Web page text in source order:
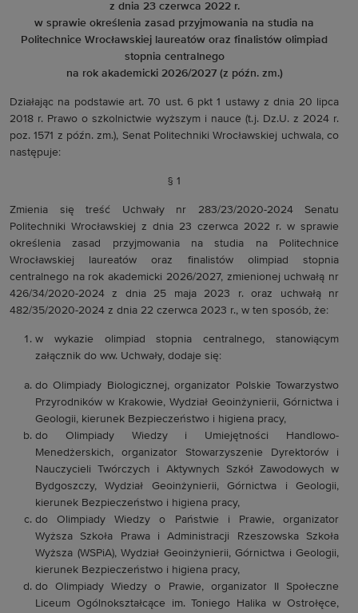
z dnia 23 czerwca 2022 r.
w sprawie określenia zasad przyjmowania na studia na
Politechnice Wrocławskiej laureatów oraz finalistów olimpiad
stopnia centralnego
na rok akademicki 2026/2027 (z późn. zm.)
Działając na podstawie art. 70 ust. 6 pkt 1 ustawy z dnia 20 lipca
2018 r. Prawo o szkolnictwie wyższym i nauce (t.j. Dz.U. z 2024 r.
poz. 1571 z późn. zm.), Senat Politechniki Wrocławskiej uchwala, co
następuje:
§ 1
Zmienia się treść Uchwały nr 283/23/2020-2024 Senatu
Politechniki Wrocławskiej z dnia 23 czerwca 2022 r. w sprawie
określenia zasad przyjmowania na studia na Politechnice
Wrocławskiej laureatów oraz finalistów olimpiad stopnia
centralnego na rok akademicki 2026/2027, zmienionej uchwałą nr
426/34/2020-2024 z dnia 25 maja 2023 r. oraz uchwałą nr
482/35/2020-2024 z dnia 22 czerwca 2023 r., w ten sposób, że:
w wykazie olimpiad stopnia centralnego, stanowiącym
załącznik do ww. Uchwały, dodaje się:
do Olimpiady Biologicznej, organizator Polskie Towarzystwo
Przyrodników w Krakowie, Wydział Geoinżynierii, Górnictwa i
Geologii, kierunek Bezpieczeństwo i higiena pracy,
do Olimpiady Wiedzy i Umiejętności Handlowo-
Menedżerskich, organizator Stowarzyszenie Dyrektorów i
Nauczycieli Twórczych i Aktywnych Szkół Zawodowych w
Bydgoszczy, Wydział Geoinżynierii, Górnictwa i Geologii,
kierunek Bezpieczeństwo i higiena pracy,
do Olimpiady Wiedzy o Państwie i Prawie, organizator
Wyższa Szkoła Prawa i Administracji Rzeszowska Szkoła
Wyższa (WSPiA), Wydział Geoinżynierii, Górnictwa i Geologii,
kierunek Bezpieczeństwo i higiena pracy,
do Olimpiady Wiedzy o Prawie, organizator II Społeczne
Liceum Ogólnokształcące im. Toniego Halika w Ostrołęce,